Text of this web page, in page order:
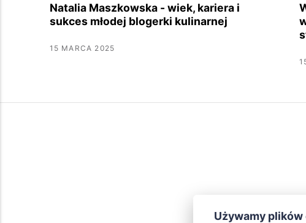
Natalia Maszkowska - wiek, kariera i
sukces młodej blogerki kulinarnej
15 MARCA 2025
Używamy